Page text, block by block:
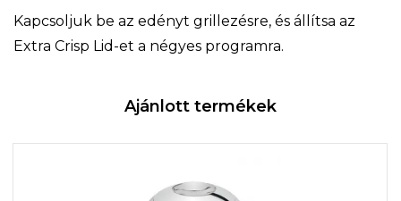
Kapcsoljuk be az edényt grillezésre, és állítsa az
Extra Crisp Lid-et a négyes programra.
Ajánlott termékek